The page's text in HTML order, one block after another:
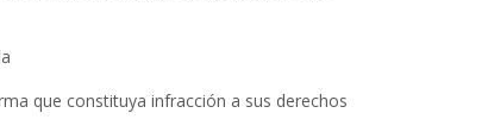
que constituya infracción a sus derechos